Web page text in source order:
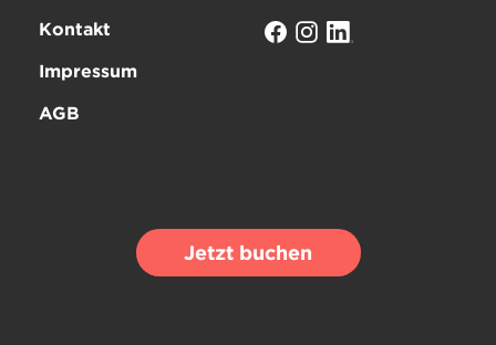
Kontakt
Impressum
AGB
Jetzt buchen